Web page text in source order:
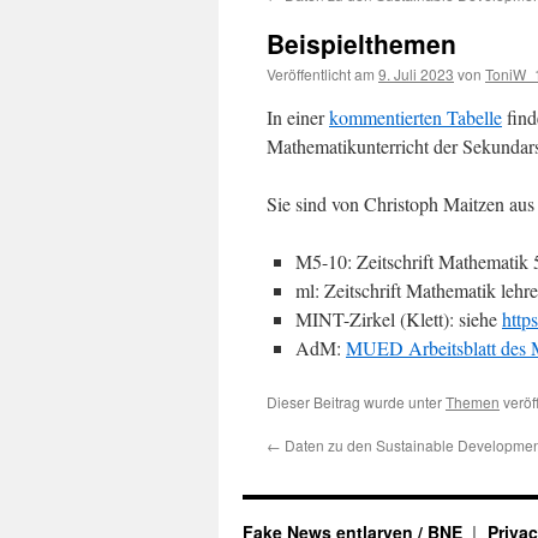
Beispielthemen
Veröffentlicht am 9. Juli 2023 von
In einerkommentierten Tabelle
Mathematikunterricht der
Sie sind von Christoph Maitzen
M5-10: Zeitschrift Mathematik
ml: Zeitschrift Mathematik
MINT-Zirkel (Klett): siehe
AdM: MUED Arbeitsblatt des
Dieser Beitrag wurde unterThemen
← Daten zu den Sustainable
Fake News entlarven / BNE